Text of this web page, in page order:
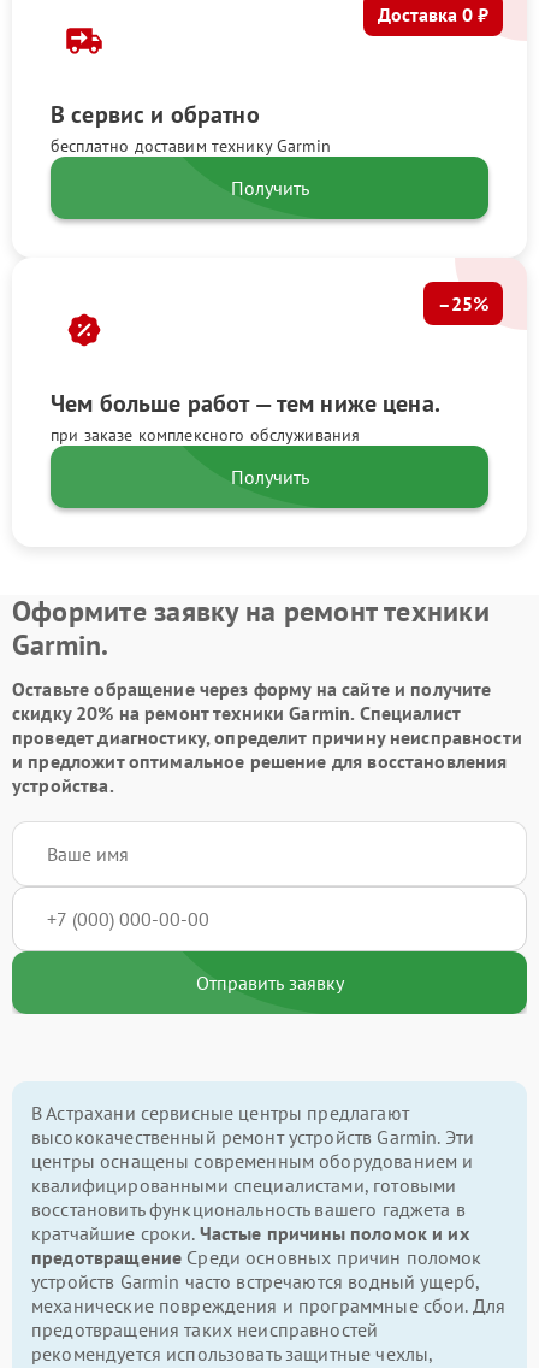
В сервис и обратно
бесплатно доставим технику Garmin
Доставка 0 ₽
Получить
Чем больше работ — тем ниже цена.
при заказе комплексного обслуживания
–25%
Получить
Оформите заявку на ремонт техники
Garmin.
Оставьте обращение через форму на сайте и получите
скидку 20% на ремонт техники Garmin. Специалист
проведет диагностику, определит причину неисправности
и предложит оптимальное решение для восстановления
устройства.
Отправить заявку
В Астрахани сервисные центры предлагают
высококачественный ремонт устройств Garmin. Эти
центры оснащены современным оборудованием и
квалифицированными специалистами, готовыми
восстановить функциональность вашего гаджета в
кратчайшие сроки. Частые причины поломок и их
предотвращение Среди основных причин поломок
устройств Garmin часто встречаются водный ущерб,
механические повреждения и программные сбои. Для
предотвращения таких неисправностей
рекомендуется использовать защитные чехлы,